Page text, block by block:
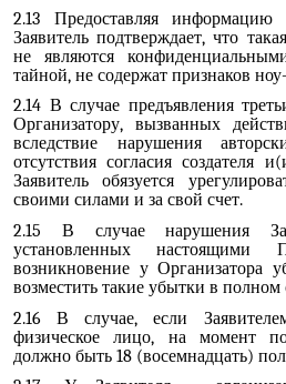
2.13 Предоставляя
Заявитель подтверждает, что
не являются
тайной, не содержат признаков
2.14 В случае предъявления
Организатору, вызванных
вследствие нарушения
отсутствия согласия создателя
Заявитель обязуется
своими силами и за свой счет.
2.15 В случае нарушения
установленных настоящими
возникновение у Организатора
возместить такие убытки в полном
2.16 В случае, если
физическое лицо, на момент
должно быть 18 (восемнадцать)